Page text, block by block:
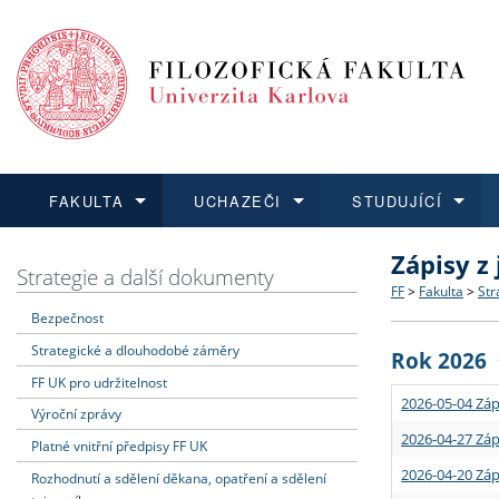
FAKULTA
Dozvědět se více
Struktura
Strategie
Podpora
UCHAZEČI
Podat přihlášku
Co
Učitelské
STUDUJÍCÍ
Dozvědět se více
Rigorózní
Dozvědět se více
O vědě a
Granty a
Dozvědět se více
Aktuální
Strategie a další dokumenty
Bezpečnost
Strategické a dlouhodobé záměry
FF UK pro udržitelnost
Výroční zprávy
Platné vnitřní předpisy FF UK
Rozhodnutí a sdělení děkana, opatření a sdělení
Zápisy
FF > Fakulta >
Rok 2026
2026-05-04
2026-04-27
2026-04-20